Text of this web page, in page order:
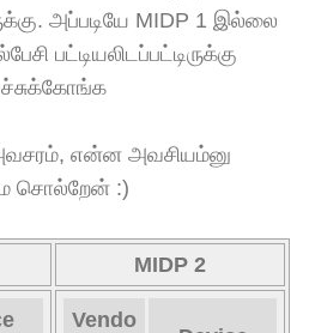
அப்படியே MIDP 1 இல்லை
பட்டியலிடப்பட்டிருக்கு
என்ன அவசியம்னு
சொல்றேன் :)
MIDP 2
Vendo